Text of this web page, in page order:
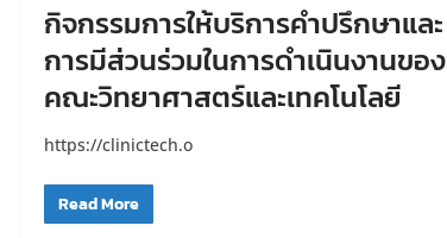
กิจกรรมการให้บริการคำปรึกษาและ
การมีส่วนร่วมในการดำเนินงานของ
คณะวิทยาศาสตร์และเทคโนโลยี
https://clinictech.o
Read More